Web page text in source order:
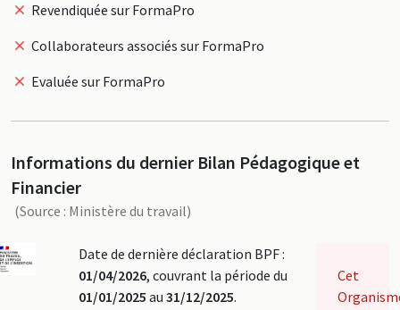
Revendiquée sur FormaPro
Collaborateurs associés sur FormaPro
Evaluée sur FormaPro
Informations du dernier Bilan Pédagogique et
Financier
(Source : Ministère du travail)
Date de dernière déclaration BPF :
01/04/2026, couvrant la période du
01/01/2025 au 31/12/2025.
Cet